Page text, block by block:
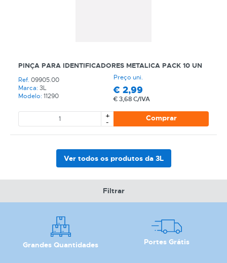
PINÇA PARA IDENTIFICADORES METALICA PACK 10 UN
Ref. 09905.00
Marca: 3L
Modelo: 11290
Preço uni.
€ 2,99
€3,68 C/IVA
+
- Comprar
Ver todos os produtos da 3L
Filtrar
Grandes Quantidades Portes Grátis
CATEGORIA
NOME